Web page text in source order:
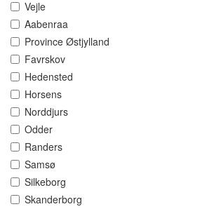
Vejle
Aabenraa
Province Østjylland
Favrskov
Hedensted
Horsens
Norddjurs
Odder
Randers
Samsø
Silkeborg
Skanderborg